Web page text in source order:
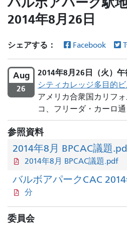
2014年8月26日
シェアする： Facebook
Aug
26
2014年8月26日（火）
シティカレッジ多目的
アメリカ合衆国カリフ
コ、フリーダ・カーロ
参照資料
2014年8月 BPCAC議題
2014年8月 BPCAC議題.pdf
バルボアパークCAC
分
委員会